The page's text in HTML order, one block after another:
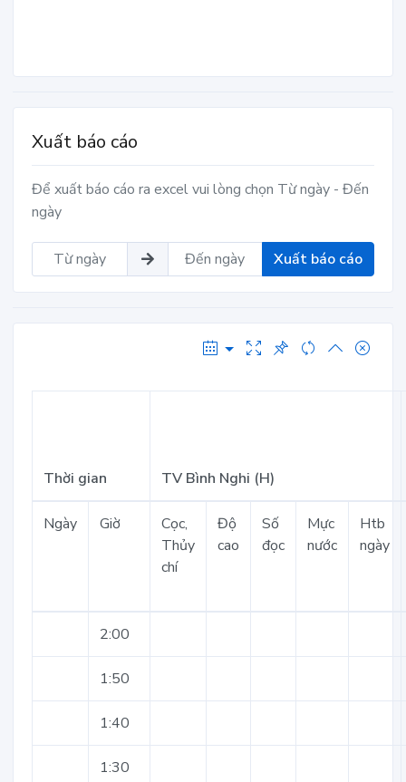
Xuất báo cáo
Để xuất báo cáo ra excel vui lòng chọn Từ ngày - Đến
ngày
Xuất báo cáo
Thời gian TV Bình Nghi (H)
Ngày Giờ
Cọc,
Thủy
chí
Độ
cao
Số
đọc
Mực
nước
Htb
ngày
2:00
1:50
1:40
1:30